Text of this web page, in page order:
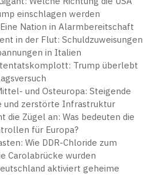
einschlagen werden
Nation in Alarmbereitschaft
in der Flut: Schuldzuweisungen
in Italien
Trump überlebt
und Osteuropa: Steigende
und zerstörte Infrastruktur
die Zügel an: Was bedeuten die
für Europa?
Wie DDR-Chloride zum
Carolabrücke wurden
aktiviert geheime